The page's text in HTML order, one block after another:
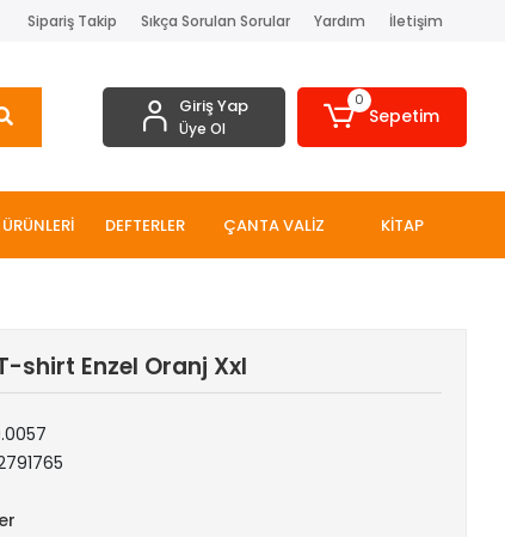
Sipariş Takip Sıkça Sorulan Sorular Yardım İletişim
Giriş Yap
Üye Ol
0
Sepetim
DEFTERLER ÇANTA VALİZ KİTAP
shirt Enzel Oranj Xxl